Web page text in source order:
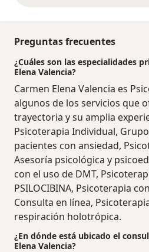
Preguntas frecuentes
¿Cuáles son las especialidades
Elena Valencia?
Carmen Elena Valencia es
algunos de los servicios que
trayectoria y su amplia
Psicoterapia Individual,
pacientes con ansiedad,
Asesoría psicológica y
con el uso de DMT,
PSILOCIBINA, Psicoterapia
Consulta en línea,
respiración holotrópica.
¿En dónde está ubicado el
Elena Valencia?